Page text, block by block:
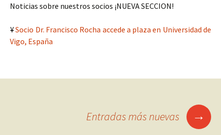
Noticias sobre nuestros socios ¡NUEVA SECCION!
¥Socio Dr. Francisco Rocha accede a plaza en Universidad de
Vigo, España
Entradas más nuevas →